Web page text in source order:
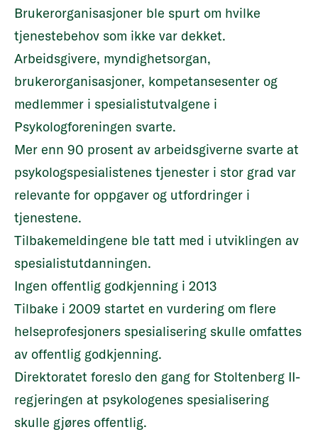
Brukerorganisasjoner ble spurt om hvilke
tjenestebehov som ikke var dekket.
Arbeidsgivere, myndighetsorgan,
brukerorganisasjoner, kompetansesenter og
medlemmer i spesialistutvalgene i
Psykologforeningen svarte.
Mer enn 90 prosent av arbeidsgiverne svarte at
psykologspesialistenes tjenester i stor grad var
relevante for oppgaver og utfordringer i
tjenestene.
Tilbakemeldingene ble tatt med i utviklingen av
spesialistutdanningen.
Ingen offentlig godkjenning i 2013
Tilbake i 2009 startet en vurdering om flere
helseprofesjoners spesialisering skulle omfattes
av offentlig godkjenning.
Direktoratet foreslo den gang for Stoltenberg II-
regjeringen at psykologenes spesialisering
skulle gjøres offentlig.